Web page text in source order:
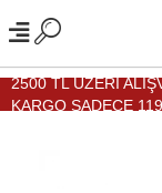
2500 TL ÜZERİ
KARGO SADECE